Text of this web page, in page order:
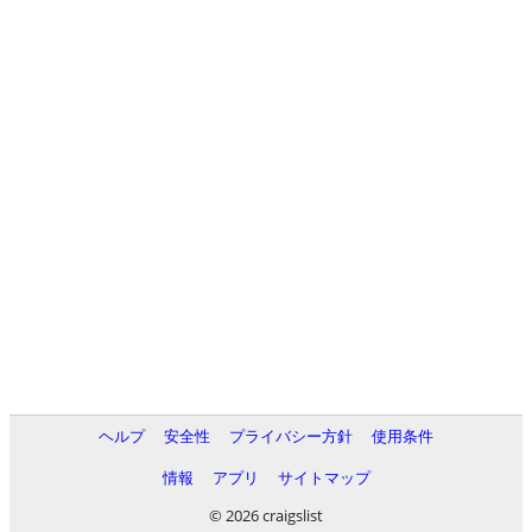
ヘルプ 安全性 プライバシー方針
使用条件
情報
アプリ
サイトマップ
© 2026 craigslist